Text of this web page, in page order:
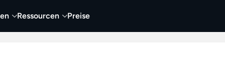
Ressourcen Preise
Video Visueller Content